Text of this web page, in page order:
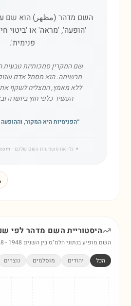
השם מדהר (مظهر) הוא שם
'הופעה', 'מראה' או 'ביטוי
פנימית'.
שם המקרין סמכותיות טבעית
מרשימה. הוא מסמל אדם
ללא מאמץ, המצליח לשקף את
העשיר כלפי חוץ ביושרה
״הפנימיות היא המקור,
✦ גלו את משמעות השם שלכם · www.shmot-il.com
היסטוריית השם מדהר לפי
השם מופיע בנתוני הלמ"ס בין השנים - 1948
הכל יהודים מוסלמים נוצרים